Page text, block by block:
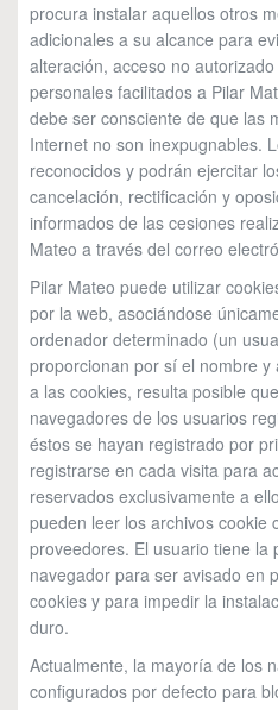
procura instalar aquellos otros
adicionales a su alcance para
alteración, acceso no
personales facilitados a Pilar
debe ser consciente de que las
Internet no son inexpugnables.
reconocidos y podrán ejercitar
cancelación, rectificación y
informados de las cesiones
Mateo a través del correo
Pilar Mateo puede utilizar
por la web, asociándose
ordenador determinado (un
proporcionan por sí el nombre
a las cookies, resulta posible
navegadores de los usuarios
éstos se hayan registrado por
registrarse en cada visita para
reservados exclusivamente a
pueden leer los archivos cookie
proveedores. El usuario tiene la
navegador para ser avisado en
cookies y para impedir la
duro.
Actualmente, la mayoría de los
configurados por defecto para